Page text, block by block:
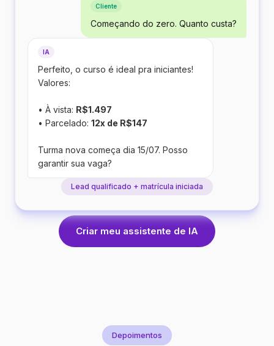
Cliente
Começando do zero. Quanto custa?
IA
Perfeito, o curso é ideal pra iniciantes!
Valores:
• À vista: R$1.497
• Parcelado: 12x de R$147
Turma nova começa dia 15/07. Posso
garantir sua vaga?
Lead qualificado + matrícula iniciada
Criar meu assistente de IA
Depoimentos